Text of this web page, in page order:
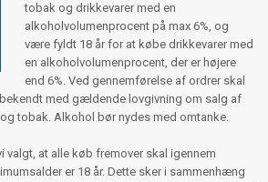
tobak og drikkevarer med en
alkoholvolumenprocent på max 6%, og
være fyldt 18 år for at købe drikkevarer med
en alkoholvolumenprocent, der er højere
end 6%. Ved gennemførelse af ordrer skal
med gældende lovgivning om salg af
tobak. Alkohol bør nydes med omtanke.
valgt, at alle køb fremover skal igennem
er 18 år. Dette sker i sammenhæng